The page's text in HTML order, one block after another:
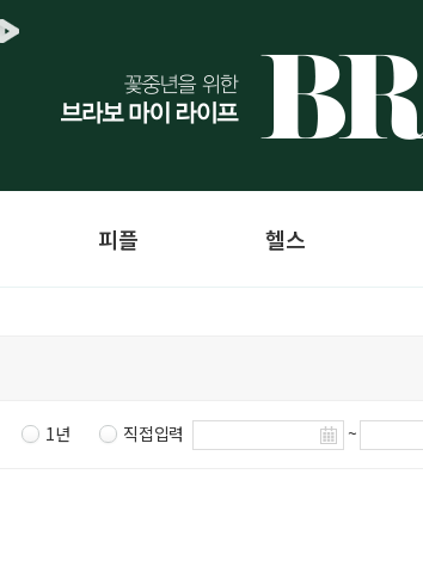
피플 헬스
1년 직접입력 ~